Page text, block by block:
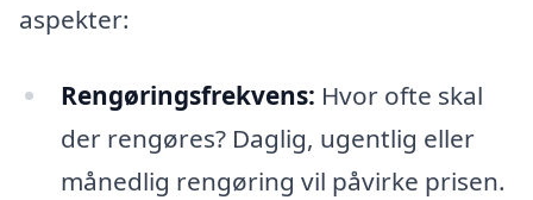
aspekter:
Rengøringsfrekvens: Hvor ofte skal
der rengøres? Daglig, ugentlig eller
månedlig rengøring vil påvirke prisen.